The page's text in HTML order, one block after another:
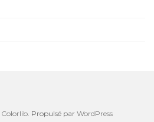
Colorlib. Propulsé par WordPress